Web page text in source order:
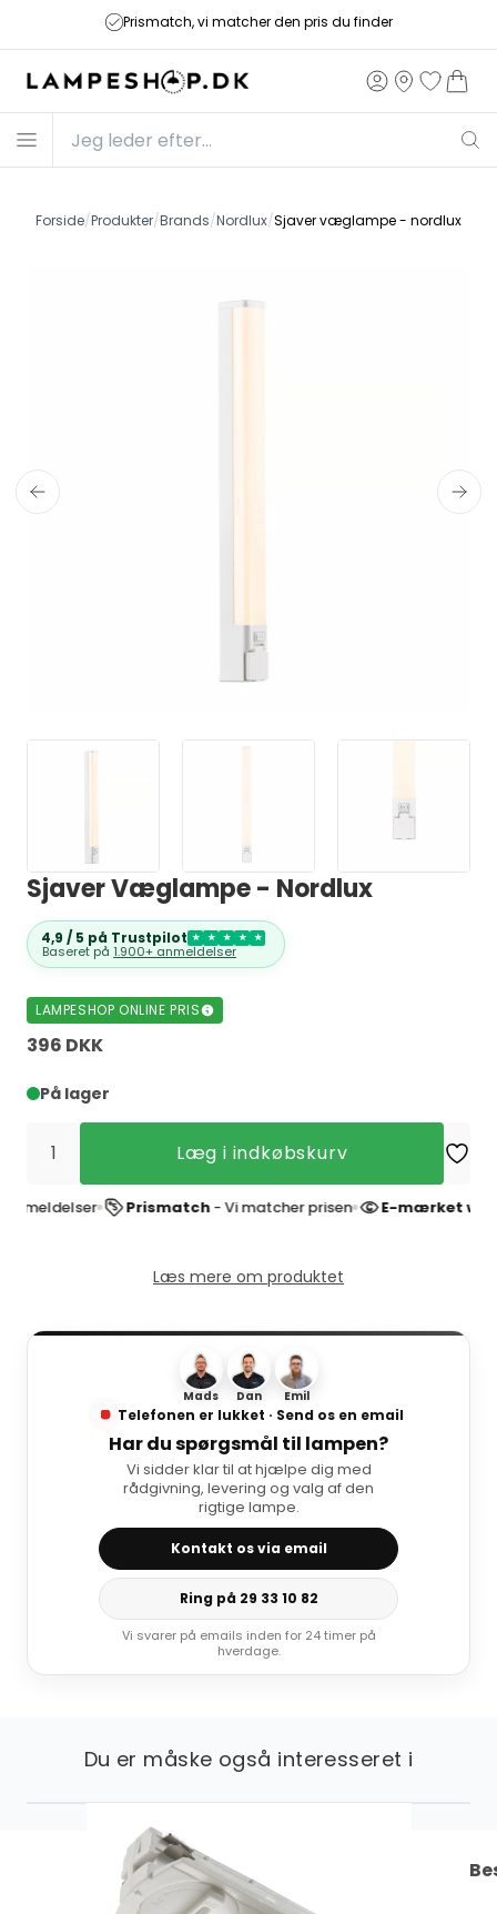
Prismatch, vi matcher den pris du finder
Forside/Produkter/Brands/Nordlux/Sjaver væglampe - nordlux
Sjaver Væglampe - Nordlux
4,9 / 5 på Trustpilot ★ ★ ★ ★ ★
Baseret på 1.900+ anmeldelser
LAMPESHOP ONLINE PRIS
396 DKK
På lager
Læg i indkøbskurv
Prismatch- Vi matcher prisen E-mærket webshop
Læs mere om produktet
Mads Dan Emil
Telefonen er lukket · Send os en email
Har du spørgsmål til lampen?
Vi sidder klar til at hjælpe dig med
rådgivning, levering og valg af den
rigtige lampe.
Kontakt os via email
Ring på 29 33 10 82
Vi svarer på emails inden for 24 timer på
hverdage.
Du er måske også interesseret i